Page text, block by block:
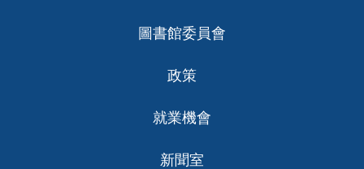
圖書館委員會
政策
就業機會
新聞室